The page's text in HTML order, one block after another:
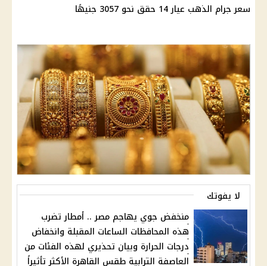
سعر جرام الذهب عيار 14 حقق نحو 3057 جنيهًا
لا يفوتك
منخفض جوي يهاجم مصر .. أمطار تضرب
هذه المحافظات الساعات المقبلة وانخفاض
درجات الحرارة وبيان تحذيري لهذه الفئات من
العاصفة الترابية طقس القاهرة الأكثر تأثيراً